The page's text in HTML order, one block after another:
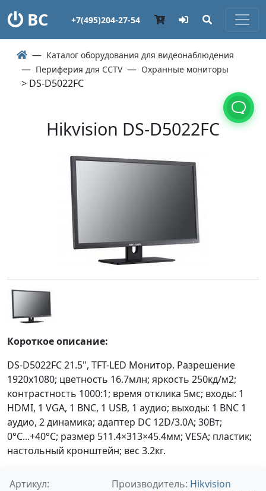
ВС +7(495)204-27-54
Каталог оборудования для видеонаблюдения
Периферия для CCTV
Охранные мониторы
> DS-D5022FC
Hikvision DS-D5022FC
Короткое описание:
DS-D5022FC 21.5", TFT-LED Монитор. Разрешение
1920х1080; цветность 16.7млн; яркость 250кд/м2;
контрастность 1000:1; время отклика 5мс; входы: 1
HDMI, 1 VGA, 1 BNC, 1 USB, 1 аудио; выходы: 1 BNC 1
аудио, 2 динамика; адаптер DC 12D/3.0A; 30Вт;
0°C...+40°C; размер 511.4×313×45.4мм; VESA; пластик;
настольный кронштейн; вес 3.2кг.
Артикул:
Производитель: Hikvision